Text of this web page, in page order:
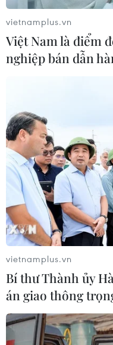
vietnamplus.vn
Việt Nam là điểm
nghiệp bán dẫn
vietnamplus.vn
Bí thư Thành ủy
án giao thông